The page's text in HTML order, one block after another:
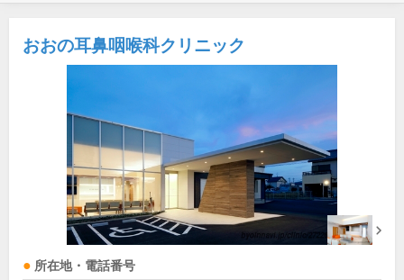
おおの耳鼻咽喉科クリニック
所在地・電話番号